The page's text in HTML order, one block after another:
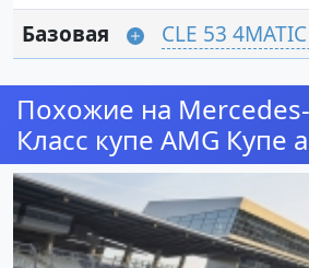
Базовая
CLE 53
Похожие на Mercedes-
Класс купе AMG Купе